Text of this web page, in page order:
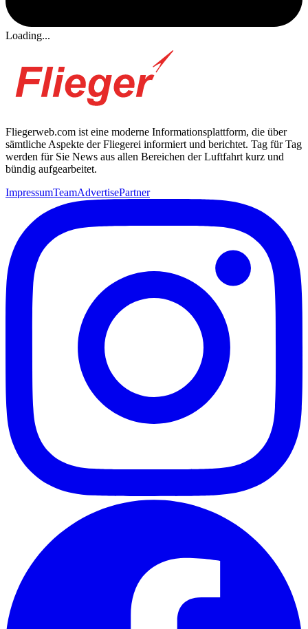
Loading...
Fliegerweb.com ist eine moderne Informationsplattform, die über
sämtliche Aspekte der Fliegerei informiert und berichtet. Tag für Tag
werden für Sie News aus allen Bereichen der Luftfahrt kurz und
bündig aufgearbeitet.
ImpressumTeamAdvertisePartner